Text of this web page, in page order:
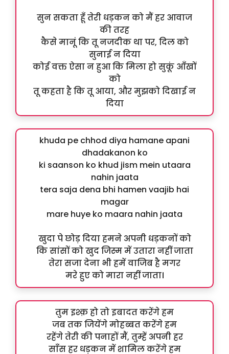
सुन सकता हूँ तेरी धड़कन को मैं हर आवाज
की तरह
कैसे मानूं कि तू नजदीक था पर, दिल को
सुनाई न दिया
कोई वक्त ऐसा न हुआ कि मिला हो सुकूं आँखों
को
तू कहता है कि तू आया, और मुझको दिखाई न
दिया
khuda pe chhod diya hamane apani
dhadakanon ko
ki saanson ko khud jism mein utaara
nahin jaata
tera saja dena bhi hamen vaajib hai
magar
mare huye ko maara nahin jaata
खुदा पे छोड़ दिया हमने अपनी धड़कनों को
कि सांसों को खुद जिस्म में उतारा नहीं जाता
तेरा सजा देना भी हमें वाजिब है मगर
मरे हुए को मारा नहीं जाता।
तुम इश्क़ हो तो इबादत करेंगे हम
जब तक जियेंगे मोहब्बत करेंगे हम
रहेंगे तेरी की पनाहों मैं, तुम्हें अपनी हर
साँस हर धड़कन में शामिल करेंगे हम